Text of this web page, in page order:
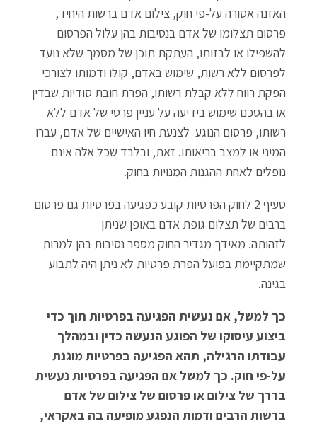
האזנה אסורה על-פי חוק, צילום אדם ברשות היחיד,
פרסום תצלומו של אדם בנסיבות בהן עלול הפרסום
להשפילו או לבזותו, העתקת תוכן של מסמך שלא נועד
לפרסום ללא רשות, שימוש באדם, קולו ודמותו לצורכי
הפקת רווח ללא קבלת רשותו, הפרת חובת סודיות שבדין
או בהסכם שימוש בידיעה על עניין פרטי של אדם ללא
רשותו, פרסום הנוגע לצנעת חיו האישיים של אדם, עברו
המיני או למצב בריאותו. זאת, ובלבד שכל אלה אינם
נופלים לאחת ההגנות המנויות בחוק.
סעיף 2 לחוק הפרטיות קובע כפגיעה בפרטיות גם פרסום
ברבים של תצלום גופת אדם באופן שניתן
לזהותה. מאידך מגדיר החוק מספר נסיבות בהן למרות
שמתקיימת בפועל הפרת פרטיות לא ניתן היה לתבוע
בגינה.
כך למשל, אם נעשית הפגיעה בפרטיות תוך כדי
ביצוע עיסוקו של הפוגע הנעשה כדין ובמהלך
עבודתו הרגילה, תהא הפגיעה בפרטיות מוגנת
על-פי חוק. כך למשל אם הפגיעה בפרטיות נעשית
בדרך של צילום או פרסום של צילום של אדם
ברשות הרבים ודמות הנפגע מופיעה בה באקראי,